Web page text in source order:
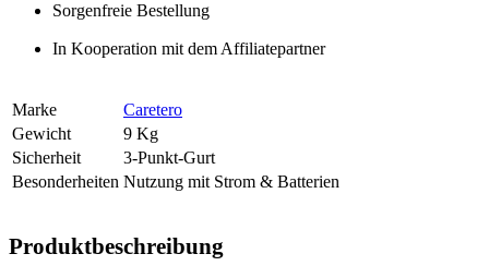
Sorgenfreie Bestellung
In Kooperation mit dem Affiliatepartner
Marke
Caretero
Gewicht
9 Kg
Sicherheit
3-Punkt-Gurt
Besonderheiten Nutzung mit Strom & Batterien
Produktbeschreibung